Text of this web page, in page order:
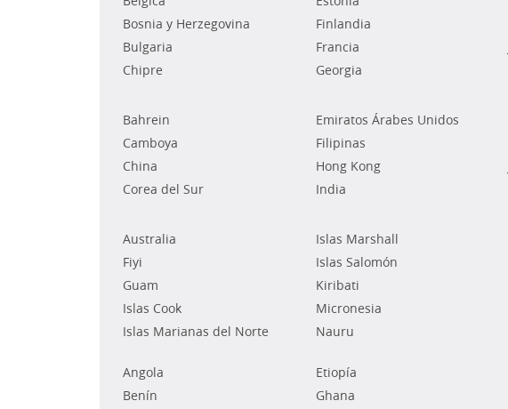
Bosnia y Herzegovina
Bulgaria
Chipre
Finlandia
Francia
Georgia
Bahrein
Camboya
China
Corea del Sur
Emiratos Árabes Unidos
Filipinas
Hong Kong
India
Australia
Fiyi
Guam
Islas Cook
Islas Marianas del Norte
Islas Marshall
Islas Salomón
Kiribati
Micronesia
Nauru
Angola
Benín
Etiopía
Ghana